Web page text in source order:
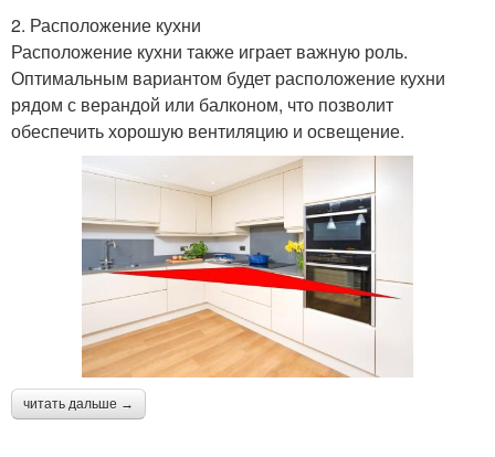
2. Расположение кухни
Расположение кухни также играет важную роль.
Оптимальным вариантом будет расположение кухни
рядом с верандой или балконом, что позволит
обеспечить хорошую вентиляцию и освещение.
читать дальше →